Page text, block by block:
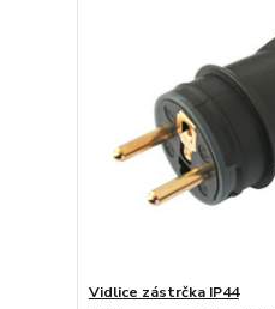
Vidlice zástrčka IP44